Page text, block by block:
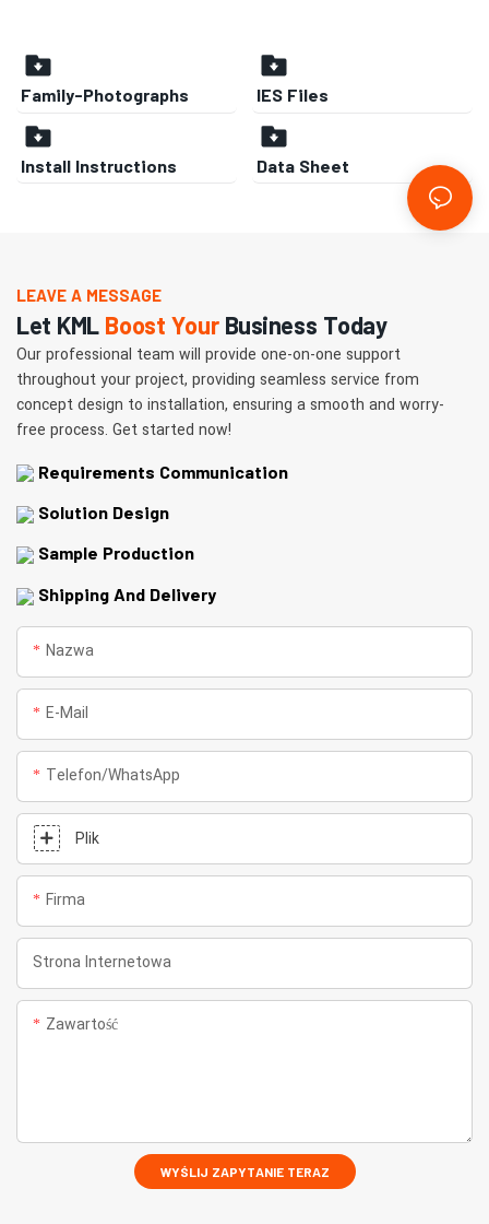
Family-Photographs IES Files
Install Instructions Data Sheet
LEAVE A MESSAGE
Let KML Boost YourBusiness Today
Our professional team will provide one-on-one support
throughout your project, providing seamless service from
concept design to installation, ensuring a smooth and worry-
free process. Get started now!
Requirements Communication
Solution Design
Sample Production
Shipping And Delivery
Nazwa
E-Mail
Telefon/WhatsApp
Plik
Firma
Strona Internetowa
Zawartość
WYŚLIJ ZAPYTANIE TERAZ